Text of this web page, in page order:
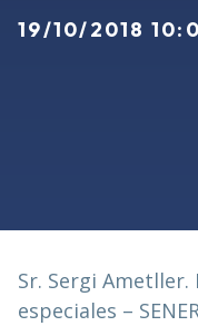
19/10/2018
Sr. Sergi
especiales –